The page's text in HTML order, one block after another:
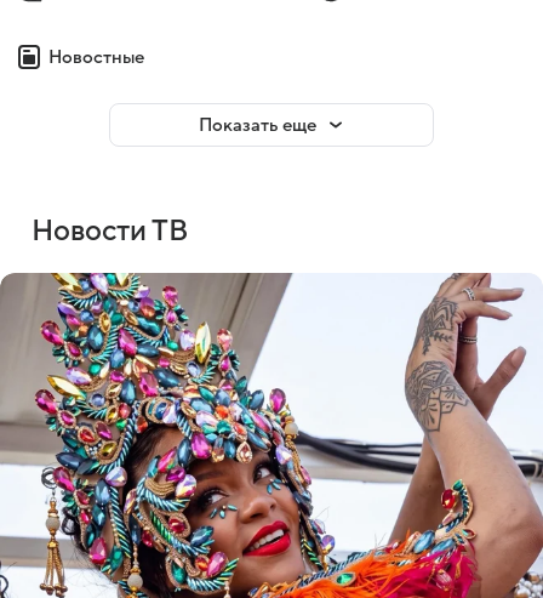
Новостные
Показать еще
Новости ТВ